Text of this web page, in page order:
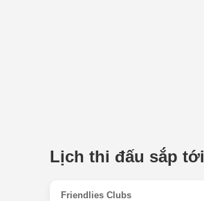
Lịch thi đấu sắp tới
Friendlies Clubs